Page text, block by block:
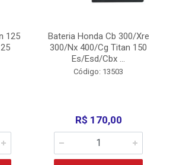
125
Bateria Honda Cb 300/Xre
300/Nx 400/Cg Titan 150
Es/Esd/Cbx ...
Código: 13503
R$ 170,00